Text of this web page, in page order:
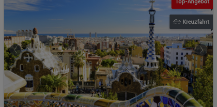
Top-Angebot
Kreuzfahrt